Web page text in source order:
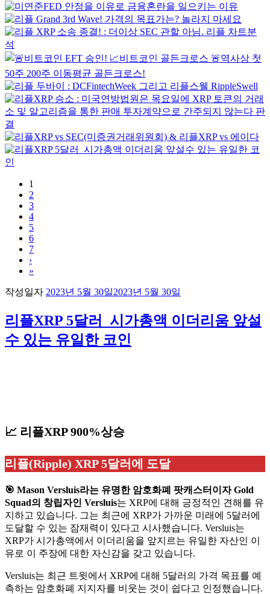
1
2
3
4
5
6
7
›
»
작성일자 2023년 5월 30일2023년 5월 30일
리플XRP 5달러_시가총액 이더리움 앞설
수 있는 유일한 코인
📈 리플XRP 900%상승
리플(Ripple) XRP5달러에 도달
🎯 Mason Versluis라는 유명한 암호화폐 팟캐스터이자 Gold
Squad의 창립자인 Versluis는 XRP에 대해 긍정적인 견해를 유
지하고 있습니다. 그는 최근에 XRP가 가까운 미래에 5달러에
도달할 수 있는 잠재력이 있다고 시사했습니다. Versluis는
XRP가 시가총액에서 이더리움을 앞지르는 유일한 자산인 이
유로 이 주장에 대한 자신감을 갖고 있습니다.
Versluis는 최근 트윗에서 XRP에 대해 5달러의 가격 목표를 예
측하는 암호화폐 지지자를 비웃는 것이 쉽다고 인정했습니다.